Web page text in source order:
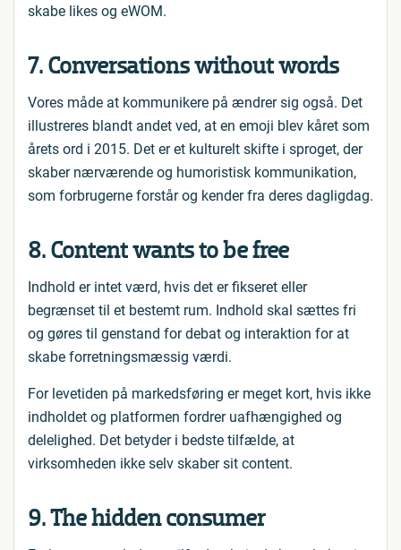
skabe likes og eWOM.
7. Conversations without words
Vores måde at kommunikere på ændrer sig også. Det
illustreres blandt andet ved, at en emoji blev kåret som
årets ord i 2015. Det er et kulturelt skifte i sproget, der
skaber nærværende og humoristisk kommunikation,
som forbrugerne forstår og kender fra deres dagligdag.
8. Content wants to be free
Indhold er intet værd, hvis det er fikseret eller
begrænset til et bestemt rum. Indhold skal sættes fri
og gøres til genstand for debat og interaktion for at
skabe forretningsmæssig værdi.
For levetiden på markedsføring er meget kort, hvis ikke
indholdet og platformen fordrer uafhængighed og
delelighed. Det betyder i bedste tilfælde, at
virksomheden ikke selv skaber sit content.
9. The hidden consumer